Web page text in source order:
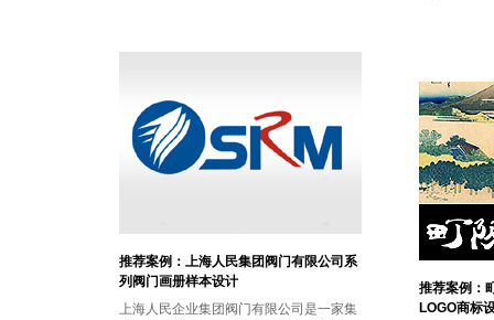
推荐案例：上海人民集团阀门有限公司系
列阀门画册样本设计
上海人民企业集团阀门有限公司是一家集
推荐案例：
LOGO商标